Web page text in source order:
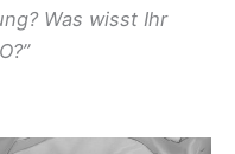
Was wisst Ihr